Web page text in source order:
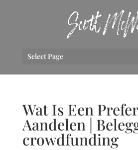
Select Page
Wat Is Een
Aandelen |
crowdfunding